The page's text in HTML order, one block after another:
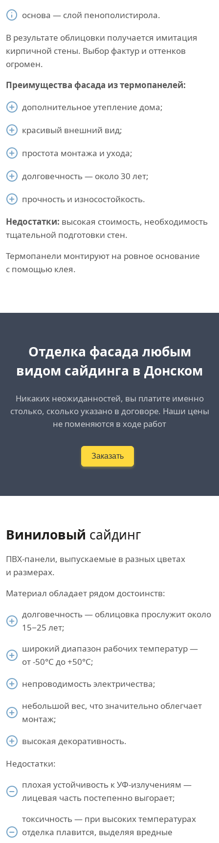
основа — слой пенополистирола.
В результате облицовки получается имитация
кирпичной стены. Выбор фактур и оттенков
огромен.
Преимущества фасада из термопанелей:
дополнительное утепление дома;
красивый внешний вид;
простота монтажа и ухода;
долговечность — около 30 лет;
прочность и износостойкость.
Недостатки: высокая стоимость, необходимость
тщательной подготовки стен.
Термопанели монтируют на ровное основание
с помощью клея.
Отделка фасада любым
видом сайдинга в Донском
Никаких неожиданностей, вы платите именно
столько, сколько указано в договоре. Наши цены
не поменяются в ходе работ
Заказать
Виниловый сайдинг
ПВХ-панели, выпускаемые в разных цветах
и размерах.
Материал обладает рядом достоинств:
долговечность — облицовка прослужит около
15−25 лет;
широкий диапазон рабочих температур —
от -50°С до +50°С;
непроводимость электричества;
небольшой вес, что значительно облегчает
монтаж;
высокая декоративность.
Недостатки:
плохая устойчивость к УФ-излучениям —
лицевая часть постепенно выгорает;
токсичность — при высоких температурах
отделка плавится, выделяя вредные